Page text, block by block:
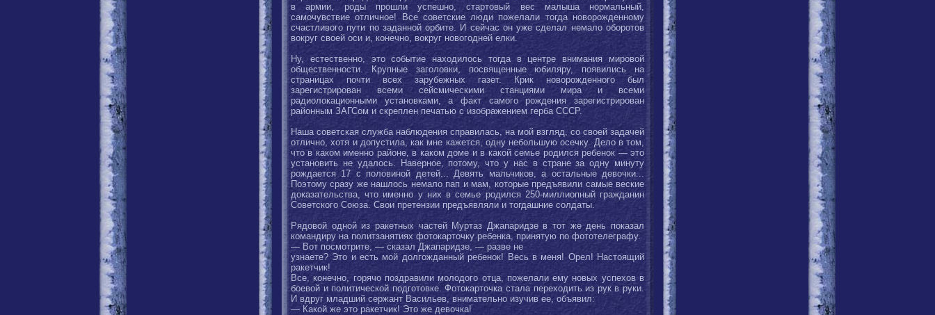
в армии, роды прошли успешно, стартовый вес малыша нормальный,
самочувствие отличное! Все советские люди пожелали тогда новорожденному
счастливого пути по заданной орбите. И сейчас он уже сделал немало оборотов
вокруг своей оси и, конечно, вокруг новогодней елки.
Ну, естественно, это событие находилось тогда в центре внимания мировой
общественности. Крупные заголовки, посвященные юбиляру, появились на
страницах почти всех зарубежных газет. Крик новорожденного был
зарегистрирован всеми сейсмическими станциями мира и всеми
радиолокационными установками, а факт самого рождения зарегистрирован
районным ЗАГСом и скреплен печатью с изображением герба СССР.
Наша советская служба наблюдения справилась, на мой взгляд, со своей задачей
отлично, хотя и допустила, как мне кажется, одну небольшую осечку. Дело в том,
что в каком именно районе, в каком доме и в какой семье родился ребенок — это
установить не удалось. Наверное, потому, что у нас в стране за одну минуту
рождается 17 с половиной детей... Девять мальчиков, а остальные девочки...
Поэтому сразу же нашлось немало пап и мам, которые предъявили самые веские
доказательства, что именно у них в семье родился 250-миллиопный гражданин
Советского Союза. Свои претензии предъявляли и тогдашние солдаты.
Рядовой одной из ракетных частей Муртаз Джапаридзе в тот же день показал
командиру на политзанятиях фотокарточку ребенка, принятую по фототелеграфу.
— Вот посмотрите, — сказал Джапаридзе, — разве не
узнаете? Это и есть мой долгожданный ребенок! Весь в меня! Орел! Настоящий
ракетчик!
Все, конечно, горячо поздравили молодого отца, пожелали ему новых успехов в
боевой и политической подготовке. Фотокарточка стала переходить из рук в руки.
И вдруг младший сержант Васильев, внимательно изучив ее, объявил:
— Какой же это ракетчик! Это же девочка!